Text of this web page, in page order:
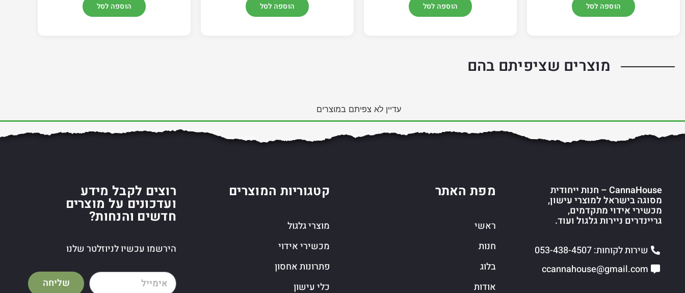
הוספה לסל הוספה לסל הוספה לסל הוספה לסל
מוצרים שציפיתם בהם
עדיין לא צפיתם במוצרים
CannaHouse – חנות ייחודית
מסוגה בישראל למוצרי עישון,
מכשירי אידוי מתקדמים,
גריינדרים ניירות גלגול ועוד.
שירות לקוחות: 053-438-4507
ccannahouse@gmail.com
מפת האתר
ראשי
חנות
בלוג
אודות
קטגוריות המוצרים
מוצרי גלגול
מכשירי אידוי
פתרונות אחסון
כלי עישון
רוצים לקבל מידע
ועדכונים על מוצרים
חדשים והנחות?
הירשמו עכשיו לניוזלטר שלנו
שליחה